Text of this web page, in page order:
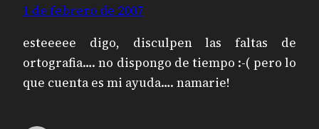
1 de febrero de 2007
esteeeee digo, disculpen las faltas de
ortografia…. no dispongo de tiempo :-( pero lo
que cuenta es mi ayuda…. namarie!